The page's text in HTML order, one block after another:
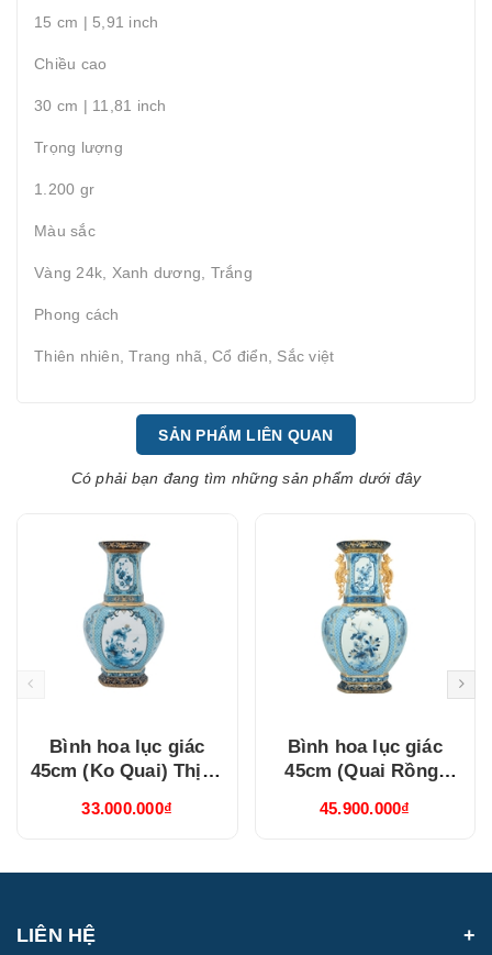
15 cm | 5,91 inch
Chiều cao
30 cm | 11,81 inch
Trọng lượng
1.200 gr
Màu sắc
Vàng 24k, Xanh dương, Trắng
Phong cách
Thiên nhiên, Trang nhã, Cổ điển, Sắc việt
SẢN PHẨM LIÊN QUAN
Có phải bạn đang tìm những sản phẩm dưới đây
Bình hoa lục giác
45cm (Ko Quai) Thịnh
(694557521)
33.000.000₫
Bình hoa lục giác
45cm (Quai Rồng)
Dương (694535521)
45.900.000₫
LIÊN HỆ